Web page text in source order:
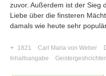
zuvor. Außerdem ist der Sieg
Liebe über die finsteren
damals wie heute sehr
+ 1821 Carl Maria von Weber
Inhaltsangabe